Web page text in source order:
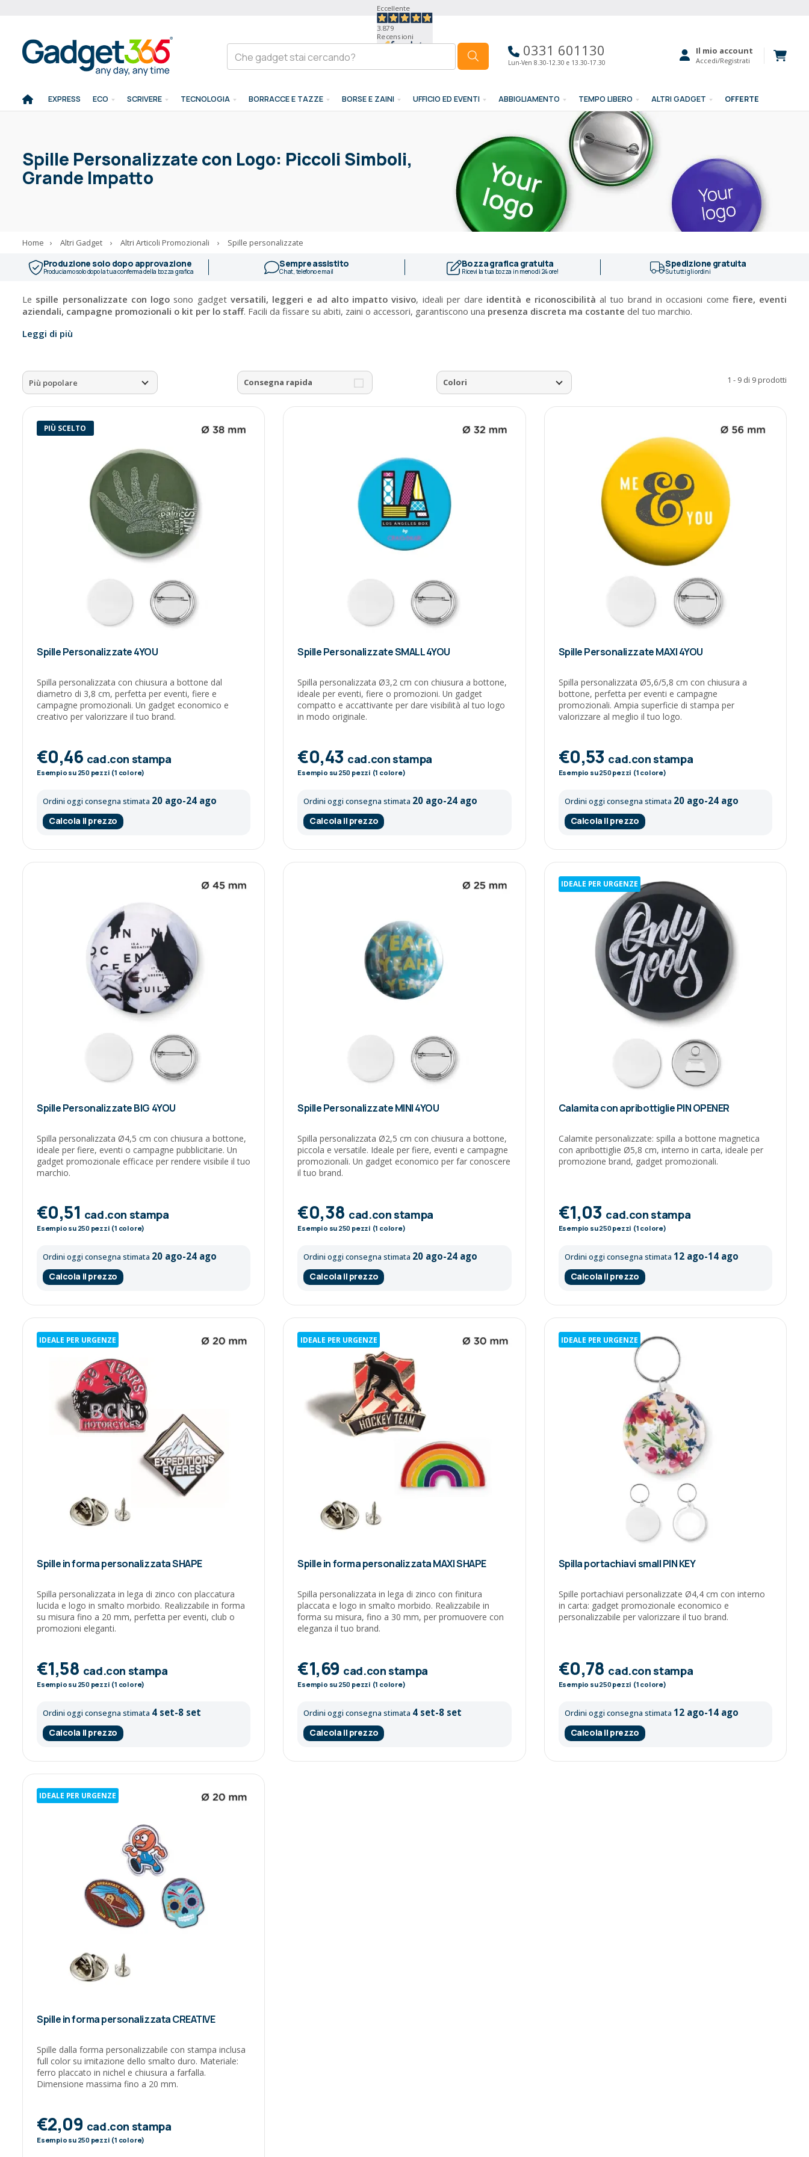
Eccellente
3.879
Recensioni
0331 601130
Lun-Ven 8.30-12.30 e 13.30-17.30
Il mio account
Accedi/Registrati
EXPRESS ECO SCRIVERE TECNOLOGIA BORRACCE E TAZZE BORSE E ZAINI UFFICIO ED EVENTI ABBIGLIAMENTO TEMPO LIBERO ALTRI GADGET OFFERTE
Spille Personalizzate con Logo: Piccoli Simboli,
Grande Impatto
Home › Altri Gadget › Altri Articoli Promozionali › Spille personalizzate
Produzione solo dopo approvazione
Produciamo solo dopo la tua conferma della bozza grafica
Sempre assistito
Chat, telefono e mail
Bozza grafica gratuita
Ricevi la tua bozza in meno di 24 ore!
Spedizione gratuita
Su tutti gli ordini
Le spille personalizzate con logo sono gadget versatili, leggeri e ad alto impatto visivo, ideali per dare identità e riconoscibilità al tuo brand in occasioni come fiere, eventi
aziendali, campagne promozionali o kit per lo staff. Facili da fissare su abiti, zaini o accessori, garantiscono una presenza discreta ma costante del tuo marchio.
Leggi di più
Più popolare Consegna rapida Colori 1 - 9 di 9 prodotti
PIÙ SCELTO
Spille Personalizzate 4YOU
Spilla personalizzata con chiusura a bottone dal
diametro di 3,8 cm, perfetta per eventi, fiere e
campagne promozionali. Un gadget economico e
creativo per valorizzare il tuo brand.
€0,46 cad.con stampa
Esempio su 250pezzi (1 colore)
Ordini oggi consegna stimata 20 ago-24 ago
Calcola il prezzo
Spille Personalizzate SMALL 4YOU
Spilla personalizzata Ø3,2 cm con chiusura a bottone,
ideale per eventi, fiere o promozioni. Un gadget
compatto e accattivante per dare visibilità al tuo logo
in modo originale.
€0,43 cad.con stampa
Esempio su 250 pezzi (1 colore)
Ordini oggi consegna stimata 20 ago-24 ago
Calcola il prezzo
Spille Personalizzate MAXI 4YOU
Spilla personalizzata Ø5,6/5,8 cm con chiusura a
bottone, perfetta per eventi e campagne
promozionali. Ampia superficie di stampa per
valorizzare al meglio il tuo logo.
€0,53 cad.con stampa
Esempio su250pezzi (1 colore)
Ordini oggi consegna stimata 20 ago-24 ago
Calcola il prezzo
Spille Personalizzate BIG 4YOU
Spilla personalizzata Ø4,5 cm con chiusura a bottone,
ideale per fiere, eventi o campagne pubblicitarie. Un
gadget promozionale efficace per rendere visibile il tuo
marchio.
€0,51 cad.con stampa
Esempio su 250pezzi (1 colore)
Ordini oggi consegna stimata 20 ago-24 ago
Calcola il prezzo
Spille Personalizzate MINI 4YOU
Spilla personalizzata Ø2,5 cm con chiusura a bottone,
piccola e versatile. Ideale per fiere, eventi e campagne
promozionali. Un gadget economico per far conoscere
il tuo brand.
€0,38 cad.con stampa
Esempio su 250 pezzi (1 colore)
Ordini oggi consegna stimata 20 ago-24 ago
Calcola il prezzo
IDEALE PER URGENZE
Calamita con apribottiglie PIN OPENER
Calamite personalizzate: spilla a bottone magnetica
con apribottiglie Ø5,8 cm, interno in carta, ideale per
promozione brand, gadget promozionali.
€1,03 cad.con stampa
Esempio su250pezzi (1 colore)
Ordini oggi consegna stimata 12 ago-14 ago
Calcola il prezzo
IDEALE PER URGENZE
Spille in forma personalizzata SHAPE
Spilla personalizzata in lega di zinco con placcatura
lucida e logo in smalto morbido. Realizzabile in forma
su misura fino a 20 mm, perfetta per eventi, club o
promozioni eleganti.
€1,58 cad.con stampa
Esempio su 250pezzi (1 colore)
Ordini oggi consegna stimata 4 set-8 set
Calcola il prezzo
IDEALE PER URGENZE
Spille in forma personalizzata MAXI SHAPE
Spilla personalizzata in lega di zinco con finitura
placcata e logo in smalto morbido. Realizzabile in
forma su misura, fino a 30 mm, per promuovere con
eleganza il tuo brand.
€1,69 cad.con stampa
Esempio su 250 pezzi (1 colore)
Ordini oggi consegna stimata 4 set-8 set
Calcola il prezzo
IDEALE PER URGENZE
Spilla portachiavi small PIN KEY
Spille portachiavi personalizzate Ø4,4 cm con interno
in carta: gadget promozionale economico e
personalizzabile per valorizzare il tuo brand.
€0,78 cad.con stampa
Esempio su250pezzi (1 colore)
Ordini oggi consegna stimata 12 ago-14 ago
Calcola il prezzo
IDEALE PER URGENZE
Spille in forma personalizzata CREATIVE
Spille dalla forma personalizzabile con stampa inclusa
full color su imitazione dello smalto duro. Materiale:
ferro placcato in nichel e chiusura a farfalla.
Dimensione massima fino a 20 mm.
€2,09 cad.con stampa
Esempio su 250pezzi (1 colore)